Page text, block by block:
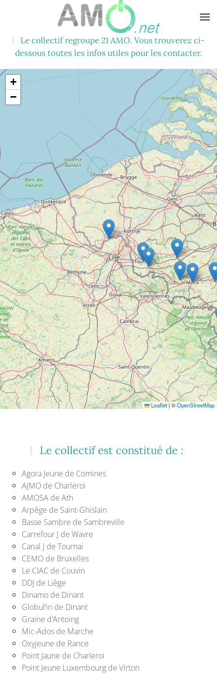
to
content
Le collectif regroupe 21 AMO. Vous trouverez ci-
dessous toutes les infos utiles pour les contacter.
+
−
Leaflet |©OpenStreetMap
Le collectif est constitué de :
Agora Jeune de Comines
AJMO de Charleroi
AMOSA de Ath
Arpège de Saint-Ghislain
Basse Sambre de Sambreville
Carrefour J de Wavre
Canal J de Tournai
CEMO de Bruxelles
Le CIAC de Couvin
DDJ de Liège
Dinamo de Dinant
Globul’in de Dinant
Graine d’Antoing
Mic-Ados de Marche
Oxyjeune de Rance
Point Jaune de Charleroi
Point Jeune Luxembourg de Virton